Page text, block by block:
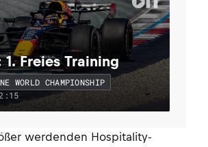
Freies Training
WORLD CHAMPIONSHIP
werdenden Hospitality-